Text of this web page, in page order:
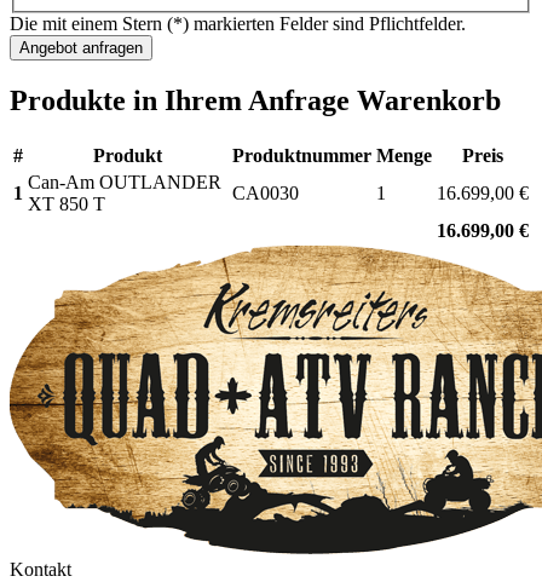
Die mit einem Stern (*) markierten Felder sind Pflichtfelder.
Produkte in Ihrem Anfrage Warenkorb
# Produkt Produktnummer Menge
Preis
1
Can-Am OUTLANDER
XT 850 T
CA0030 1
16.699,00 €
16.699,00 €
Kontakt